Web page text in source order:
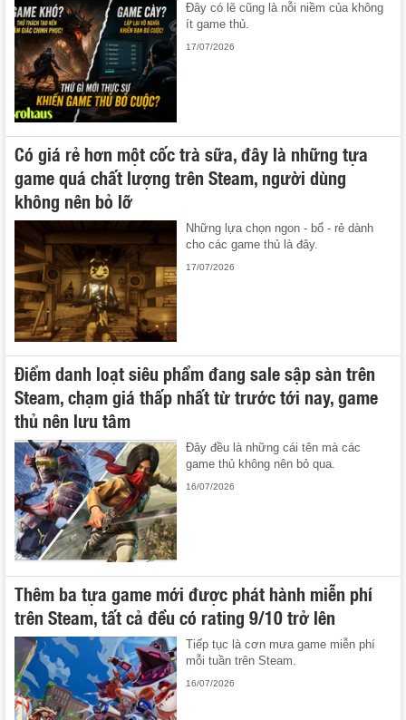
Đây có lẽ cũng là nỗi niềm của không
ít game thủ.
17/07/2026
Có giá rẻ hơn một cốc trà sữa, đây là những tựa
game quá chất lượng trên Steam, người dùng
không nên bỏ lỡ
Những lựa chọn ngon - bổ - rẻ dành
cho các game thủ là đây.
17/07/2026
Điểm danh loạt siêu phẩm đang sale sập sàn trên
Steam, chạm giá thấp nhất từ trước tới nay, game
thủ nên lưu tâm
Đây đều là những cái tên mà các
game thủ không nên bỏ qua.
16/07/2026
Thêm ba tựa game mới được phát hành miễn phí
trên Steam, tất cả đều có rating 9/10 trở lên
Tiếp tục là cơn mưa game miễn phí
mỗi tuần trên Steam.
16/07/2026